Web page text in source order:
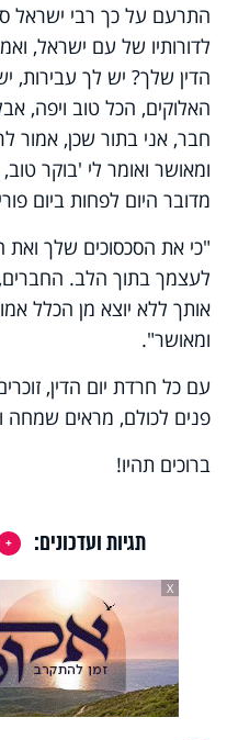
התרעם על כך רבי ישראל
לדורותיו של עם ישראל,
הדין שלך? יש לך עבירות,
האלוקים, הכל טוב ויפה,
חבר, אני בתור שכן, אמור
ומאושר ואומר לי 'בוקר
מדובר היום לפחות ביום
"כי את הסכסוכים שלך
לעצמך בתוך הלב.
אותך ללא יוצא מן הכלל
ומאושר".
עם כל חרדת יום הדין,
פנים לכולם, מראים שמחה
ברוכים תהיו!
תגיות ועדכונים:
X